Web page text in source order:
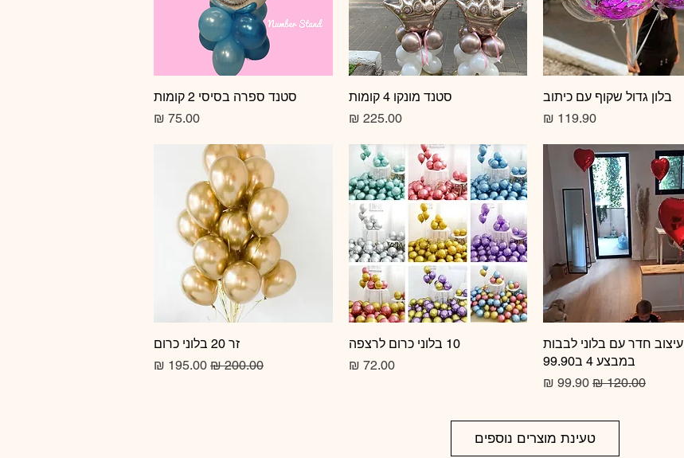
תצוגה מהירה
בלון גדול שקוף עם כיתוב
מחיר
תצוגה מהירה
סטנד מונקו 4 קומות
מחיר‏225.00 ‏₪
תצוגה מהירה
סטנד ספרה בסיסי 2 קומות
מחיר
תצוגה מהירה
עיצוב חדר עם בלוני לבבות
במבצע 4 ב99.90
מחיר רגיל מחיר מבצע
תצוגה מהירה
10 בלוני כרום לרצפה
מחיר‏72.00 ‏₪
תצוגה מהירה
זר 20 בלוני כרום
מחיר רגיל מחיר מבצע
טעינת מוצרים נוספים